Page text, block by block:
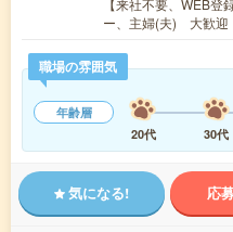
【来社不要、WEB
ー、主婦(夫) 大歓迎
職場の雰囲気
年齢層
20代
30代
気になる! 応